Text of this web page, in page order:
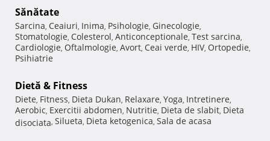
Sănătate
Sarcina, Ceaiuri, Inima, Psihologie, Ginecologie,
Stomatologie, Colesterol, Anticonceptionale, Test sarcina,
Cardiologie, Oftalmologie, Avort, Ceai verde, HIV, Ortopedie,
Psihiatrie
Dietă & Fitness
Diete, Fitness, Dieta Dukan, Relaxare, Yoga, Intretinere,
Aerobic, Exercitii abdomen, Nutritie, Dieta de slabit, Dieta
disociata, Silueta, Dieta ketogenica, Sala de acasa